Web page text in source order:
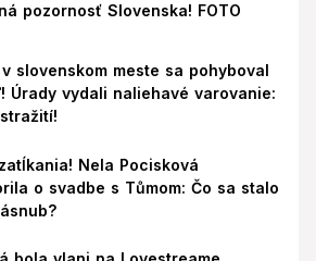
pozornosť Slovenska! FOTO
v slovenskom meste sa pohyboval
Úrady vydali naliehavé varovanie:
Nela Pocisková
o svadbe s Tůmom: Čo sa stalo